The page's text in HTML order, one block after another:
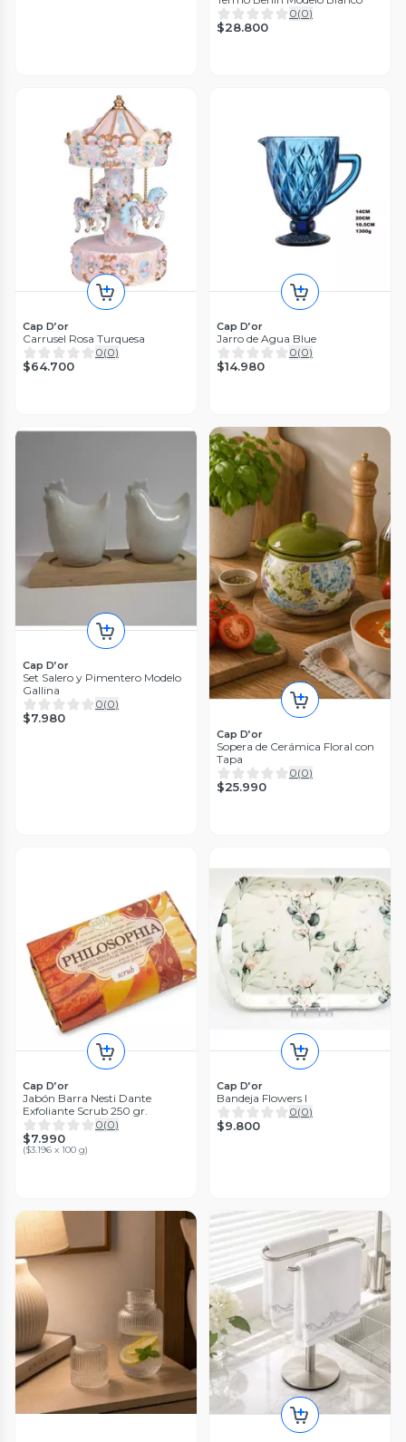
0(0)
$28.800
Cap D’or
Carrusel Rosa Turquesa
0(0)
$64.700
Cap D’or
Jarro de Agua Blue
0(0)
$14.980
Cap D’or
Set Salero y Pimentero Modelo
Gallina
0(0)
$7.980
Cap D’or
Sopera de Cerámica Floral con
Tapa
0(0)
$25.990
Cap D’or
Jabón Barra Nesti Dante
Exfoliante Scrub 250 gr.
0(0)
$7.990
($3.196 x 100 g)
Cap D’or
Bandeja Flowers I
0(0)
$9.800